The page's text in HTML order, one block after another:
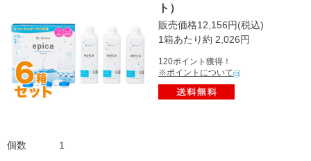
ト）
販売価格12,156円(税込)
1箱あたり約 2,026円
120ポイント獲得！
※ポイントについて
個数 1